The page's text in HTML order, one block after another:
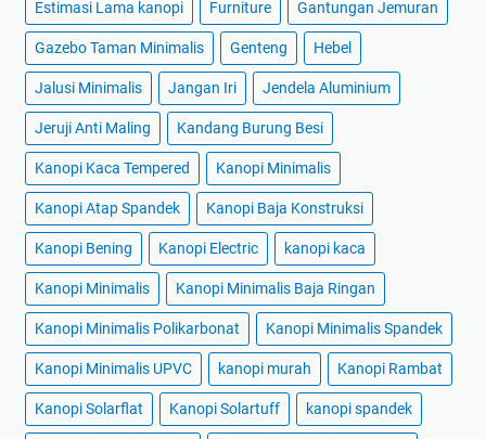
Estimasi Lama kanopi Furniture Gantungan Jemuran
Gazebo Taman Minimalis Genteng Hebel
Jalusi Minimalis Jangan Iri Jendela Aluminium
Jeruji Anti Maling Kandang Burung Besi
Kanopi Kaca Tempered Kanopi Minimalis
Kanopi Atap Spandek Kanopi Baja Konstruksi
Kanopi Bening Kanopi Electric kanopi kaca
Kanopi Minimalis Kanopi Minimalis Baja Ringan
Kanopi Minimalis Polikarbonat Kanopi Minimalis Spandek
Kanopi Minimalis UPVC kanopi murah Kanopi Rambat
Kanopi Solarflat Kanopi Solartuff kanopi spandek